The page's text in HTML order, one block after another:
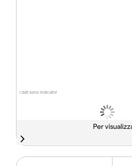
I dati sono indicativi
Per